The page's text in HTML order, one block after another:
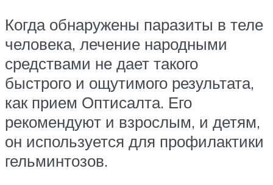
Когда обнаружены паразиты в теле
человека, лечение народными
средствами не дает такого
быстрого и ощутимого результата,
как прием Оптисалта. Его
рекомендуют и взрослым, и детям,
он используется для профилактики
гельминтозов.